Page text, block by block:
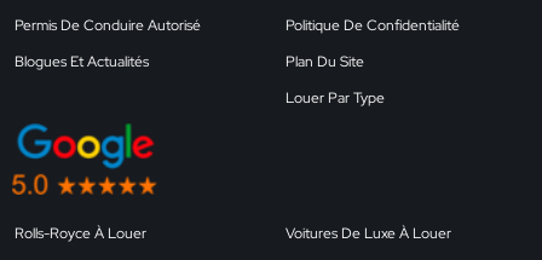
Permis De Conduire Autorisé
Blogues Et Actualités
Politique De Confidentialité
Plan Du Site
Louer Par Type
Rolls-Royce À Louer
Voitures De Luxe À Louer